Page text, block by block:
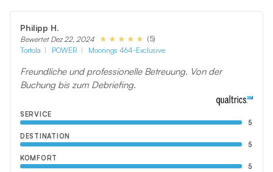
Philipp H.
Bewertet Dez 22, 2024
(5)
Tortola
POWER Moorings 464-Exclusive
Freundliche und professionelle Betreuung. Von der
Buchung bis zum Debriefing.
SERVICE
5
DESTINATION
5
KOMFORT
5